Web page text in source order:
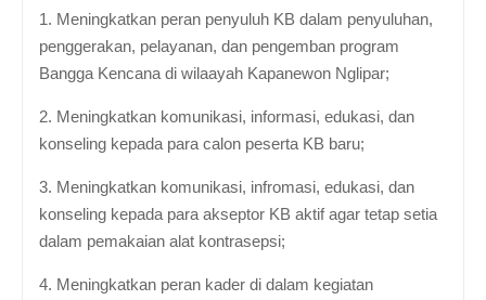
1. Meningkatkan peran penyuluh KB dalam penyuluhan,
penggerakan, pelayanan, dan pengemban program
Bangga Kencana di wilaayah Kapanewon Nglipar;
2. Meningkatkan komunikasi, informasi, edukasi, dan
konseling kepada para calon peserta KB baru;
3. Meningkatkan komunikasi, infromasi, edukasi, dan
konseling kepada para akseptor KB aktif agar tetap setia
dalam pemakaian alat kontrasepsi;
4. Meningkatkan peran kader di dalam kegiatan